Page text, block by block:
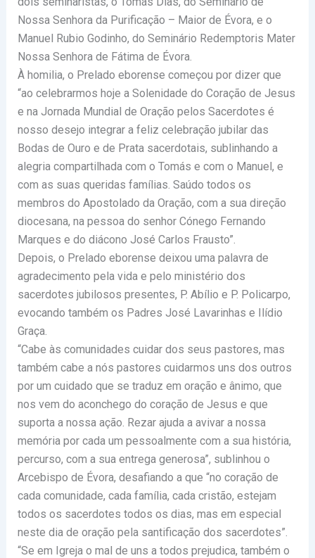
Nossa Senhora da Purificação – Maior de Évora, e o
Manuel Rubio Godinho, do Seminário Redemptoris Mater
Nossa Senhora de Fátima de Évora.
À homilia, o Prelado eborense começou por dizer que
“ao celebrarmos hoje a Solenidade do Coração de Jesus
e na Jornada Mundial de Oração pelos Sacerdotes é
nosso desejo integrar a feliz celebração jubilar das
Bodas de Ouro e de Prata sacerdotais, sublinhando a
alegria compartilhada com o Tomás e com o Manuel, e
com as suas queridas famílias. Saúdo todos os
membros do Apostolado da Oração, com a sua direção
diocesana, na pessoa do senhor Cónego Fernando
Marques e do diácono José Carlos Frausto”.
Depois, o Prelado eborense deixou uma palavra de
agradecimento pela vida e pelo ministério dos
sacerdotes jubilosos presentes, P. Abílio e P. Policarpo,
evocando também os Padres José Lavarinhas e Ilídio
Graça.
“Cabe às comunidades cuidar dos seus pastores, mas
também cabe a nós pastores cuidarmos uns dos outros
por um cuidado que se traduz em oração e ânimo, que
nos vem do aconchego do coração de Jesus e que
suporta a nossa ação. Rezar ajuda a avivar a nossa
memória por cada um pessoalmente com a sua história,
percurso, com a sua entrega generosa”, sublinhou o
Arcebispo de Évora, desafiando a que “no coração de
cada comunidade, cada família, cada cristão, estejam
todos os sacerdotes todos os dias, mas em especial
neste dia de oração pela santificação dos sacerdotes”.
“Se em Igreja o mal de uns a todos prejudica, também o